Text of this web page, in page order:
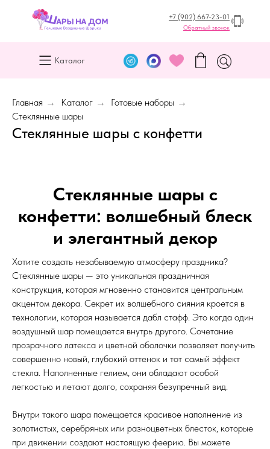
+7 (902) 667-23-01
Обратный звонок
Каталог
Главная → Каталог → Готовые наборы →
Стеклянные шары
Стеклянные шары с конфетти
Стеклянные шары с
конфетти: волшебный блеск
и элегантный декор
Хотите создать незабываемую атмосферу праздника?
Стеклянные шары — это уникальная праздничная
конструкция, которая мгновенно становится центральным
акцентом декора. Секрет их волшебного сияния кроется в
технологии, которая называется дабл стафф. Это когда один
воздушный шар помещается внутрь другого. Сочетание
прозрачного латекса и цветной оболочки позволяет получить
совершенно новый, глубокий оттенок и тот самый эффект
стекла. Наполненные гелием, они обладают особой
легкостью и летают долго, сохраняя безупречный вид.
Внутри такого шара помещается красивое наполнение из
золотистых, серебряных или разноцветных блесток, которые
при движении создают настоящую феерию. Вы можете